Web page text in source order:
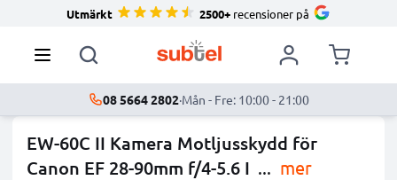
Utmärkt 2500+ recensioner på
08 5664 2802·Mån - Fre: 10:00 - 21:00
EW-60C II Kamera Motljusskydd för
Canon EF 28-90mm f/4-5.6 I ... mer